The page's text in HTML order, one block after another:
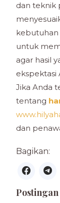
dan teknik
kebutuhan
untuk
agar hasil
ekspektasi
Jika Anda
tentang
dan
Bagikan: